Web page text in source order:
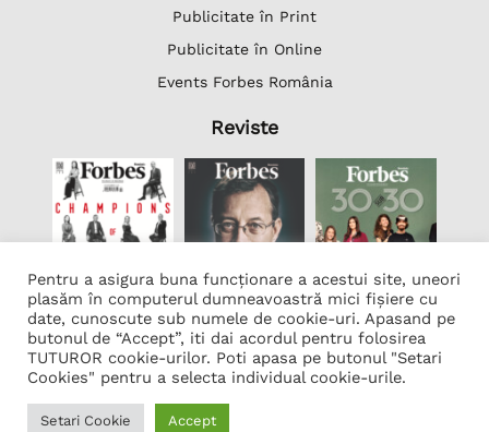
Publicitate în Print
Publicitate în Online
Events Forbes România
Reviste
Lista Firme
Transcription Software Vatis Tech
Găzduire web
Pentru a asigura buna funcționare a acestui site, uneori
plasăm în computerul dumneavoastră mici fișiere cu
date, cunoscute sub numele de cookie-uri. Apasand pe
butonul de “Accept”, iti dai acordul pentru folosirea
TUTUROR cookie-urilor. Poti apasa pe butonul "Setari
Cookies" pentru a selecta individual cookie-urile.
Setari Cookie Accept